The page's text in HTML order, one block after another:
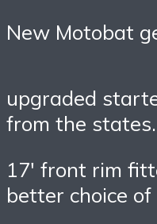
New Motobat
upgraded
from the
17′ front rim
better choice